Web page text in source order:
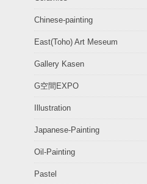
Chinese-painting
East(Toho) Art Meseum
Gallery Kasen
G空間EXPO
Illustration
Japanese-Painting
Oil-Painting
Pastel